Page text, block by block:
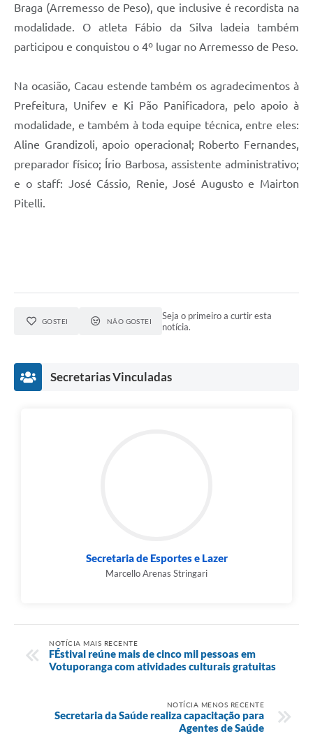
Braga (Arremesso de Peso), que inclusive é recordista na
modalidade. O atleta Fábio da Silva ladeia também
participou e conquistou o 4º lugar no Arremesso de Peso.
Na ocasião, Cacau estende também os agradecimentos à
Prefeitura, Unifev e Ki Pão Panificadora, pelo apoio à
modalidade, e também à toda equipe técnica, entre eles:
Aline Grandizoli, apoio operacional; Roberto Fernandes,
preparador físico; Írio Barbosa, assistente administrativo;
e o staff: José Cássio, Renie, José Augusto e Mairton
Pitelli.
GOSTEI NÃO GOSTEI
Seja o primeiro a curtir esta
notícia.
Secretarias Vinculadas
Secretaria de Esportes e Lazer
Marcello Arenas Stringari
NOTÍCIA MAIS RECENTE
FÉstival reúne mais de cinco mil pessoas em
Votuporanga com atividades culturais gratuitas
NOTÍCIA MENOS RECENTE
Secretaria da Saúde realiza capacitação para
Agentes de Saúde